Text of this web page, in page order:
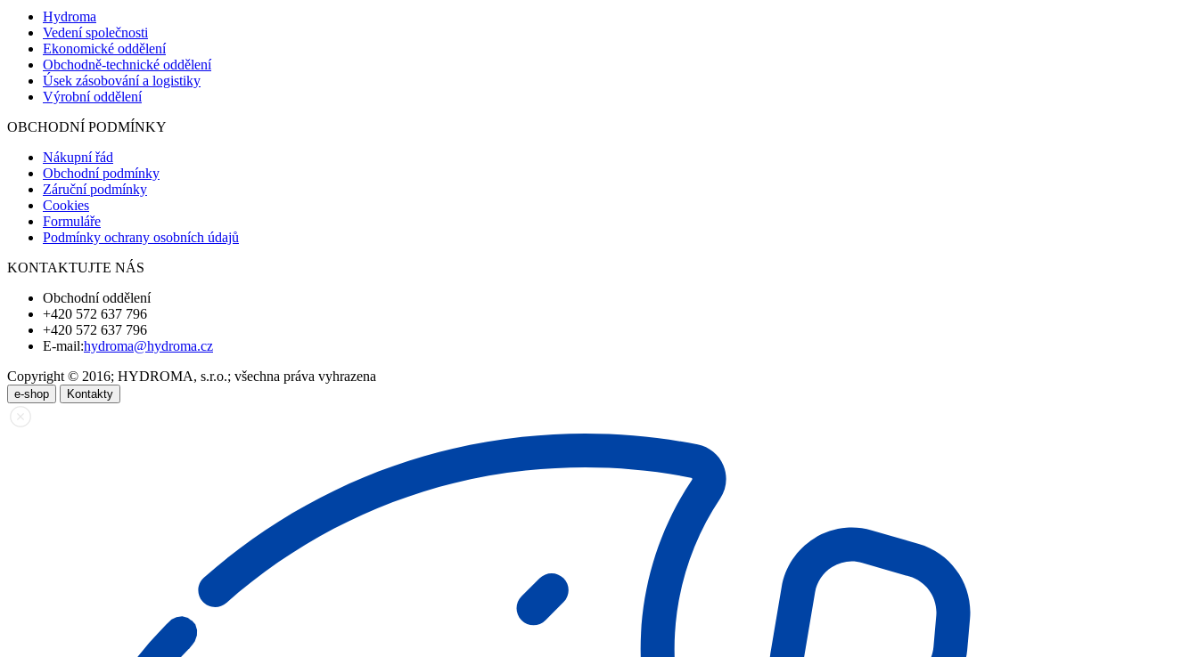
Hydroma
Vedení společnosti
Ekonomické oddělení
Obchodně-technické oddělení
Úsek zásobování a logistiky
Výrobní oddělení
OBCHODNÍ PODMÍNKY
Nákupní řád
Obchodní podmínky
Záruční podmínky
Cookies
Formuláře
Podmínky ochrany osobních údajů
KONTAKTUJTE NÁS
Obchodní oddělení
+420 572 637 796
+420 572 637 796
E-mail:hydroma@hydroma.cz
Copyright © 2016; HYDROMA, s.r.o.; všechna práva vyhrazena
e-shop Kontakty